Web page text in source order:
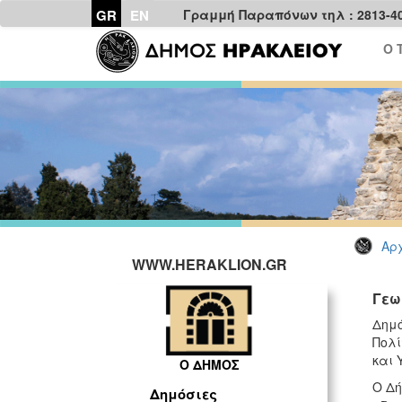
GR EN
Γραμμή Παραπόνων τηλ : 2813-
Ο
WWW.HERAKLION.GR
Ο ΔΗΜΟΣ
Δημόσιες
και
Ο